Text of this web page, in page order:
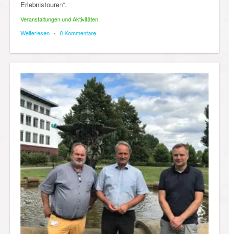
Erlebnistouren“.
Veranstaltungen und Aktivitäten
Weiterlesen • 0 Kommentare